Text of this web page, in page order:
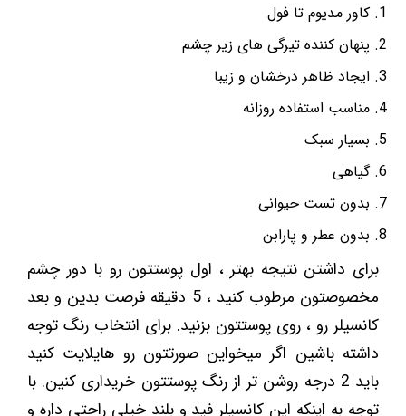
کاور مدیوم تا فول
پنهان کننده تیرگی های زیر چشم
ایجاد ظاهر درخشان و زیبا
مناسب استفاده روزانه
بسیار سبک
گیاهی
بدون تست حیوانی
بدون عطر و پارابن
برای داشتن نتیجه بهتر ، اول پوستتون رو با دور چشم
مخصوصتون مرطوب کنید ، 5 دقیقه فرصت بدین و بعد
کانسیلر رو ، روی پوستتون بزنید. برای انتخاب رنگ توجه
داشته باشین اگر میخواین صورتتون رو هایلایت کنید
باید 2 درجه روشن تر از رنگ پوستتون خریداری کنین. با
توجه به اینکه این کانسیلر فید و بلند خیلی راحتی داره و